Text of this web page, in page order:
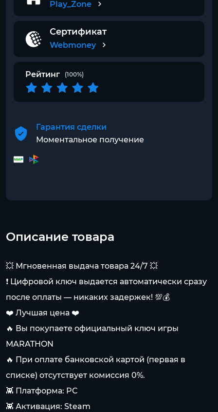
Play_Zone
Сертификат
Webmoney
Рейтинг (100%)
Гарантия сделки
Моментальное получение
Описание товара
💥 Мгновенная выдача товара 24/7 💥
❗ Цифровой ключ выдается автоматически сразу
после оплаты — никаких задержек! 💯💰
❤️ Лучшая цена ❤️
🔥 Вы покупаете официальный ключ игры
MARATHON
🔥 При оплате банковской картой (первая в
списке) отсутствует комиссия 0%.
👾 Платформа: PC
👾 Активация: Steam